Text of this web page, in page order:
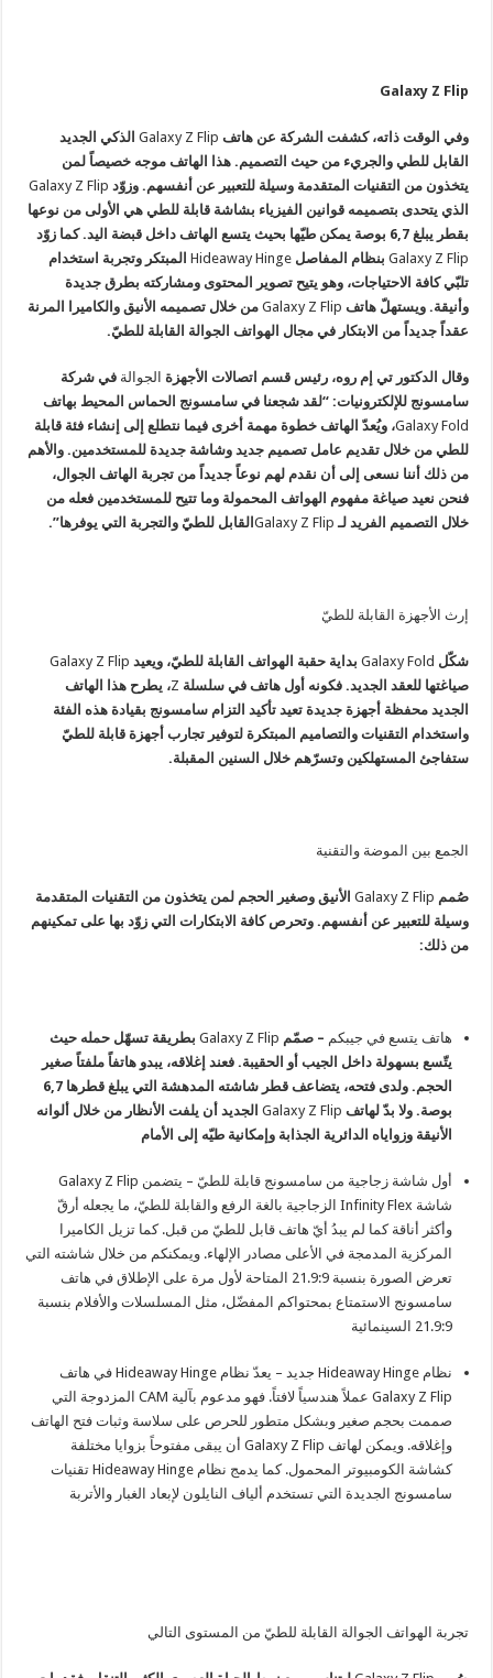
Galaxy Z Flip
وفي الوقت ذاته، كشفت الشركة عن هاتف Galaxy Z Flipالذكي الجديد
القابل للطي والجريء من حيث التصميم. هذا الهاتف موجه خصيصاً لمن
يتخذون من التقنيات المتقدمة وسيلة للتعبير عن أنفسهم. وزوّد Galaxy Z Flip
الذي يتحدى بتصميمه قوانين الفيزياء بشاشة قابلة للطي هي الأولى من نوعها
بقطر يبلغ 6,7 بوصة يمكن طيّها بحيث يتسع الهاتف داخل قبضة اليد. كما زوّد
Galaxy Z Flipبنظام المفاصل Hideaway Hingeالمبتكر وتجربة استخدام
تلبّي كافة الاحتياجات، وهو يتيح تصوير المحتوى ومشاركته بطرق جديدة
وأنيقة. ويستهلّ هاتف Galaxy Z Flipمن خلال تصميمه الأنيق والكاميرا المرنة
عقداً جديداً من الابتكار في مجال الهواتف الجوالة القابلة للطيّ.
وقال الدكتور تي إم روه، رئيس قسم اتصالات الأجهزة الجوالة في شركة
سامسونج للإلكترونيات: “لقد شجعنا في سامسونج الحماس المحيط بهاتف
Galaxy Fold، ويُعدّ الهاتف خطوة مهمة أخرى فيما نتطلع إلى إنشاء فئة قابلة
للطي من خلال تقديم عامل تصميم جديد وشاشة جديدة للمستخدمين. والأهم
من ذلك أننا نسعى إلى أن نقدم لهم نوعاً جديداً من تجربة الهاتف الجوال،
فنحن نعيد صياغة مفهوم الهواتف المحمولة وما تتيح للمستخدمين فعله من
خلال التصميم الفريد لـ Galaxy Z Flipالقابل للطيّ والتجربة التي يوفرها”.
إرث الأجهزة القابلة للطيّ
شكّل Galaxy Foldبداية حقبة الهواتف القابلة للطيّ، ويعيد Galaxy Z Flip
صياغتها للعقد الجديد. فكونه أول هاتف في سلسلة Z، يطرح هذا الهاتف
الجديد محفظة أجهزة جديدة تعيد تأكيد التزام سامسونج بقيادة هذه الفئة
واستخدام التقنيات والتصاميم المبتكرة لتوفير تجارب أجهزة قابلة للطيّ
ستفاجئ المستهلكين وتسرّهم خلال السنين المقبلة.
الجمع بين الموضة والتقنية
صُمم Galaxy Z Flipالأنيق وصغير الحجم لمن يتخذون من التقنيات المتقدمة
وسيلة للتعبير عن أنفسهم. وتحرص كافة الابتكارات التي زوّد بها على تمكينهم
من ذلك:
هاتف يتسع في جيبكم– صمّم Galaxy Z Flipبطريقة تسهّل حمله حيث
يتّسع بسهولة داخل الجيب أو الحقيبة. فعند إغلاقه، يبدو هاتفاً ملفتاً صغير
الحجم. ولدى فتحه، يتضاعف قطر شاشته المدهشة التي يبلغ قطرها 6,7
بوصة. ولا بدّ لهاتف Galaxy Z Flipالجديد أن يلفت الأنظار من خلال ألوانه
الأنيقة وزواياه الدائرية الجذابة وإمكانية طيّه إلى الأمام
أول شاشة زجاجية من سامسونج قابلة للطيّ– يتضمن Galaxy Z Flip
شاشة Infinity Flexالزجاجية بالغة الرفع والقابلة للطيّ، ما يجعله أرقّ
وأكثر أناقة كما لم يبدُ أيّ هاتف قابل للطيّ من قبل. كما تزيل الكاميرا
المركزية المدمجة في الأعلى مصادر الإلهاء. ويمكنكم من خلال شاشته التي
تعرض الصورة بنسبة 21.9:9 المتاحة لأول مرة على الإطلاق في هاتف
سامسونج الاستمتاع بمحتواكم المفضّل، مثل المسلسلات والأفلام بنسبة
21.9:9 السينمائية
نظام Hideaway Hingeجديد– يعدّ نظام Hideaway Hinge في هاتف
Galaxy Z Flipعملاً هندسياً لافتاً. فهو مدعوم بآلية CAMالمزدوجة التي
صممت بحجم صغير وبشكل متطور للحرص على سلاسة وثبات فتح الهاتف
وإغلاقه. ويمكن لهاتف Galaxy Z Flipأن يبقى مفتوحاً بزوايا مختلفة
كشاشة الكومبيوتر المحمول. كما يدمج نظام Hideaway Hingeتقنيات
سامسونج الجديدة التي تستخدم ألياف النايلون لإبعاد الغبار والأتربة
تجربة الهواتف الجوالة القابلة للطيّ من المستوى التالي